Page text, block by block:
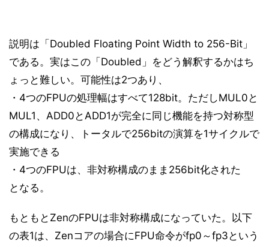
説明は「Doubled Floating Point Width to 256-Bit」
である。実はこの「Doubled」をどう解釈するかはち
ょっと難しい。可能性は2つあり、
・4つのFPUの処理幅はすべて128bit。ただしMUL0と
MUL1、ADD0とADD1が完全に同じ機能を持つ対称型
の構成になり、トータルで256bitの演算を1サイクルで
実施できる
・4つのFPUは、非対称構成のまま256bit化された
となる。
もともとZenのFPUは非対称構成になっていた。以下
の表1は、Zenコアの場合にFPU命令がfp0～fp3という